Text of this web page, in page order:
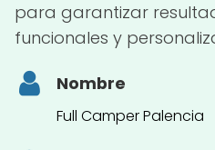
para garantizar
funcionales y
Nombre
Full Camper Palencia